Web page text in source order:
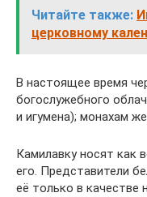
Читайте также:
церковному
В настоящее время
богослужебного
и игумена); монахам
Камилавку носят как
его. Представители
её только в качестве